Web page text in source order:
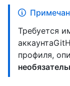
Требуется
профиля,